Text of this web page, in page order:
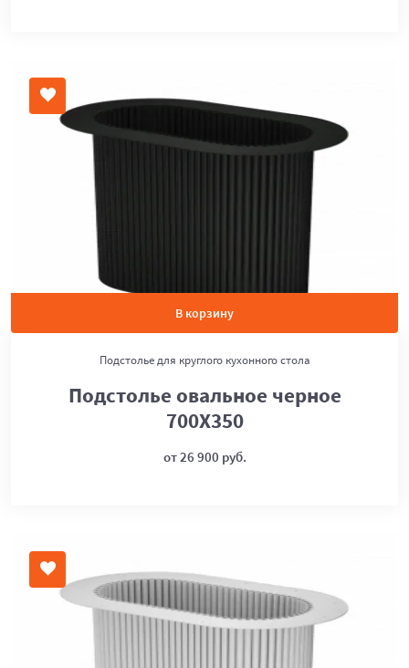
В корзину
Подстолье для круглого кухонного стола
Подстолье овальное черное
700Х350
от 26 900 руб.